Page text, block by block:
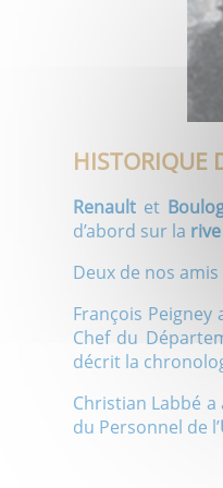
HISTORIQUE
Renault et
d’abord sur la
Deux de nos amis
François Peigney
Chef du
décrit la
Christian Labbé
du Personnel de l’